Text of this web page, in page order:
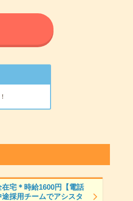
宅＊時給1600円【電話
採用チームでアシスタ